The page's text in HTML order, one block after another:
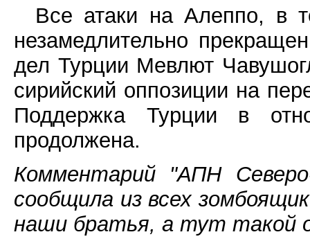
Все атаки на Алеппо, в
незамедлительно
дел Турции Мевлют
сирийский оппозиции на
Поддержка Турции в
продолжена.
Комментарий "АПН
сообщила из всех
наши братья, а тут такой